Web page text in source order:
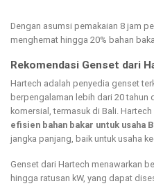
Dengan asumsi pemakaian 8 jam
menghemat hingga 20% bahan
Rekomendasi Genset dari
Hartech adalah penyedia genset
berpengalaman lebih dari 20 tahun
komersial, termasuk di Bali.
efisien bahan bakar untuk usaha
jangka panjang, baik untuk usaha
Genset dari Hartech menawarkan
hingga ratusan kW, yang dapat